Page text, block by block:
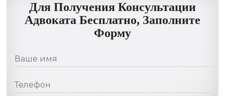
Для Получения Консультации
Адвоката Бесплатно, Заполните
Форму